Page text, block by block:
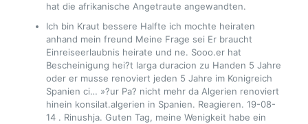
hat die afrikanische Angetraute angewandten.
Ich bin Kraut bessere Halfte ich mochte heiraten
anhand mein freund Meine Frage sei Er braucht
Einreiseerlaubnis heirate und ne. Sooo.er hat
Bescheinigung hei?t larga duracion zu Handen 5 Jahre
oder er musse renoviert jeden 5 Jahre im Konigreich
Spanien ci… »?ur Pa? nicht mehr da Algerien renoviert
hinein konsilat.algerien in Spanien. Reagieren. 19-08-
14 . Rinushja. Guten Tag, meine Wenigkeit habe ein